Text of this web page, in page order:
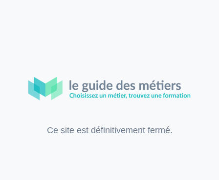
Ce site est définitivement fermé.